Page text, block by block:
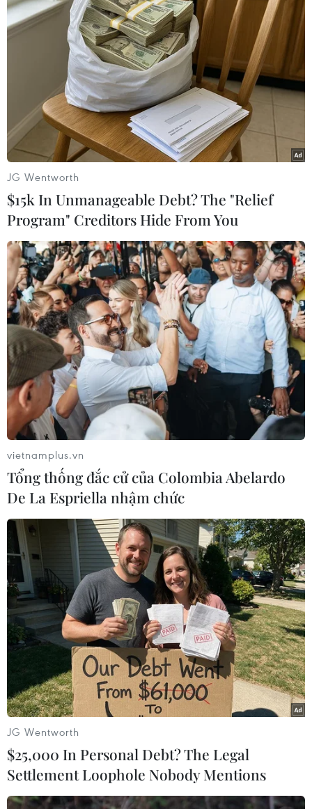
chế
Hơn 874.000 thí sinh đăng ký
xét tuyển đại học, cao đẳng năm 2026
Lịch nộp lệ phí xét tuyển đại
học, cao đẳng năm 2026
Thí sinh bắt đầu tập dượt đăng ký nguyện vọng
xét tuyển đại học năm 2026
ĐH Quốc gia TP Hồ Chí Minh: Phổ điểm thi đánh
giá năng lực có sự phân tầng rõ
TIN LIÊN QUAN
Bộ Giáo dục: Các trường Đại học có quá
nhiều phương thức xét tuyển phức tạp
09/08/2024 03:28
Thứ trưởng Hoàng Minh Sơn cho biết công tác tuyển
sinh mặc dù đã có nhiều đổi mới nhưng nhiều trường
vẫn còn quá nhiều phương thức, phương án xét tuyển
phức tạp, phân bổ chỉ tiêu chưa hợp lý.
JG Wentworth
$15k In Unmanageable Debt? The "Relief
Program" Creditors Hide From You
vietnamplus.vn
Tổng thống đắc cử của Colombia Abelardo
De La Espriella nhậm chức
JG Wentworth
$25,000 In Personal Debt? The Legal
Settlement Loophole Nobody Mentions